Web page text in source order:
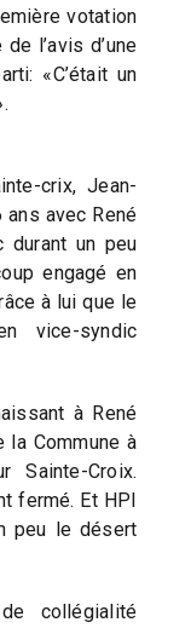
votation
l’avis d’une
«C’était un
crix, Jean-
avec René
durant un peu
engagé en
à lui que le
vice-syndic
à René
la Commune à
Sainte-Croix.
fermé. Et HPI
peu le désert
collégialité